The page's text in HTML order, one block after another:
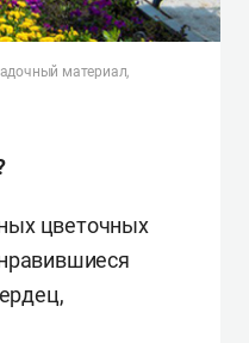
материал,
цветочных